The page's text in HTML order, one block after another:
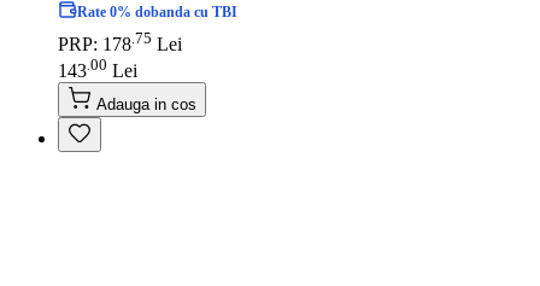
Rate 0% dobanda cu TBI
PRP: 178 75 Lei
143 00 Lei
Adauga in cos